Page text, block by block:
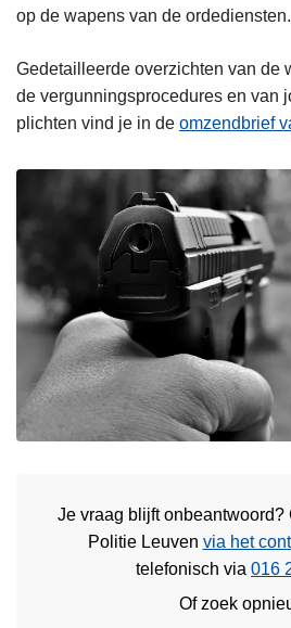
op de wapens van de ordediensten.
Gedetailleerde overzichten van de
de vergunningsprocedures en van
plichten vind je in de omzendbrief
Je vraag blijft onbeantwoord?
Politie Leuven via het
telefonisch via 016
Of zoek